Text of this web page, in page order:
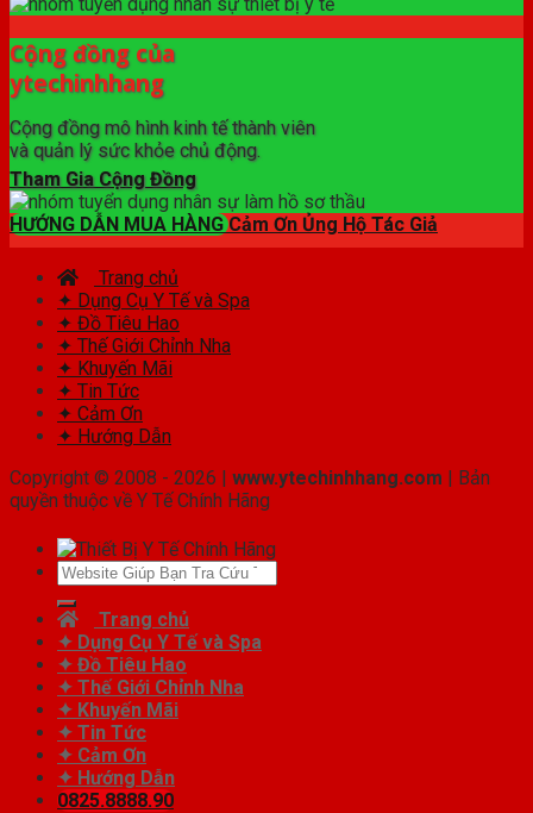
Cộng đồng của
ytechinhhang
Cộng đồng mô hình kinh tế thành viên
và quản lý sức khỏe chủ động.
Tham Gia Cộng Đồng
HƯỚNG DẪN MUA HÀNG Cảm Ơn Ủng Hộ Tác Giả
Trang chủ
✦ Dụng Cụ Y Tế và Spa
✦ Đồ Tiêu Hao
✦ Thế Giới Chỉnh Nha
✦ Khuyến Mãi
✦ Tin Tức
✦ Cảm Ơn
✦ Hướng Dẫn
Copyright © 2008 - 2026 | www.ytechinhhang.com | Bản
quyền thuộc về Y Tế Chính Hãng
Tìm
kiếm:
Trang chủ
✦ Dụng Cụ Y Tế và Spa
✦ Đồ Tiêu Hao
✦ Thế Giới Chỉnh Nha
✦ Khuyến Mãi
✦ Tin Tức
✦ Cảm Ơn
✦ Hướng Dẫn
0825.8888.90